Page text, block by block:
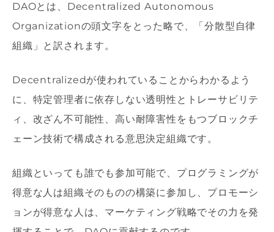
DAOとは、Decentralized Autonomous
Organizationの頭文字をとった略で、「分散型自律
組織」と訳されます。
Decentralizedが使われていることからわかるよう
に、特定管理者に依存しない透明性とトレーサビリテ
ィ、改ざん不可能性、高い耐障害性をもつブロックチ
ェーン技術で構成される意思決定組織です。
組織といっても誰でも参加可能で、プログラミングが
得意な人は組織そのものの構築に参加し、プロモーシ
ョンが得意な人は、マーケティング戦略でその力を発